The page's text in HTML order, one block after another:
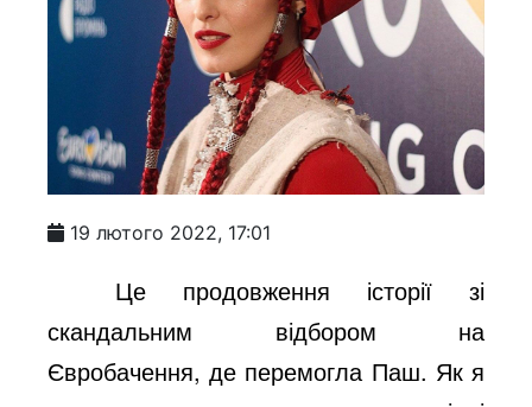
19 лютого 2022, 17:01
Це продовження історії зі
скандальним відбором на
Євробачення, де перемогла Паш. Як я